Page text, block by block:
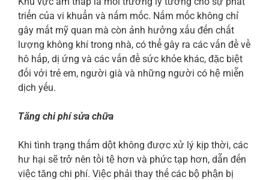
triển của vi khuẩn và nấm mốc. Nấm mốc không chỉ
gây mất mỹ quan mà còn ảnh hưởng xấu đến chất
lượng không khí trong nhà, có thể gây ra các vấn đề về
hô hấp, dị ứng và các vấn đề sức khỏe khác, đặc biệt
đối với trẻ em, người già và những người có hệ miễn
dịch yếu.
Tăng chi phí sửa chữa
Khi tình trạng thấm dột không được xử lý kịp thời, các
hư hại sẽ trở nên tồi tệ hơn và phức tạp hơn, dẫn đến
việc tăng chi phí. Việc phải thay thế các bộ phận bị